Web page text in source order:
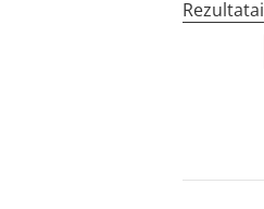
Rezultatai